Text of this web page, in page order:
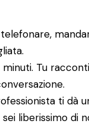
Tu
ti dà
liberissimo di